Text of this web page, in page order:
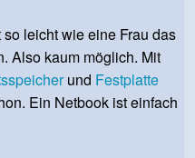
leicht wie eine Frau das
Also kaum möglich. Mit
und Festplatte
Ein Netbook ist einfach